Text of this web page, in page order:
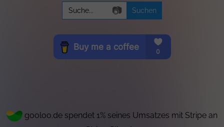
Search
for:
📷
gooloo.de spendet 1% seines Umsatzes mit Stripe an